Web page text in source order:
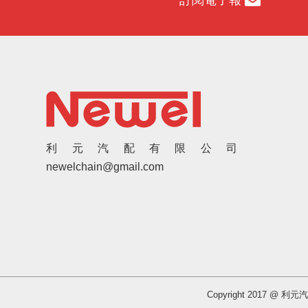
利元汽配有限公司
newelchain@gmail.com
Copyright 2017 @ 利元